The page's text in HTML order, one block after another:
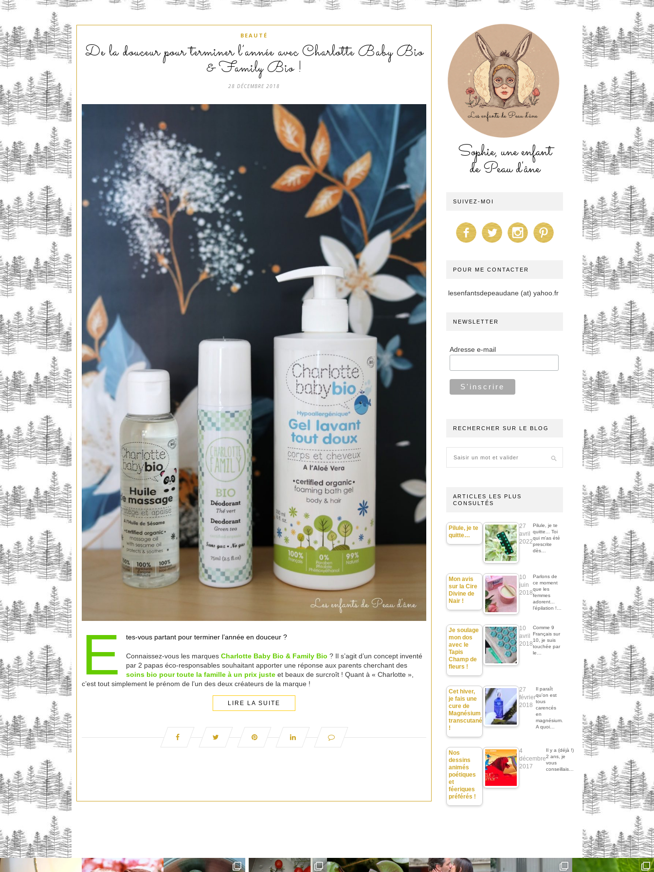
BEAUTÉ
De la douceur pour terminer l’année avec Charlotte Baby Bio
& Family Bio !
28 DÉCEMBRE 2018
E tes-vous partant pour terminer l’année en douceur ?
Connaissez-vous les marques Charlotte Baby Bio & Family Bio ? Il s’agit d’un concept inventé
par 2 papas éco-responsables souhaitant apporter une réponse aux parents cherchant des
soins bio pour toute la famille à un prix justeet beaux de surcroît ! Quant à « Charlotte »,
c’est tout simplement le prénom de l’un des deux créateurs de la marque !
LIRE LA SUITE
Sophie, une enfant
de Peau d'âne
SUIVEZ-MOI
POUR ME CONTACTER
lesenfantsdepeaudane (at) yahoo.fr
NEWSLETTER
Adresse e-mail
RECHERCHER SUR LE BLOG
ARTICLES LES PLUS
CONSULTÉS
Pilule, je te
quitte…
27
avril
2022
Pilule, je te
quitte... Toi
qui m'as été
prescrite
dès…
Mon avis
sur la Cire
Divine de
Nair !
10
juin
2018
Parlons de
ce moment
que les
femmes
adorent...
l'épilation !…
Je soulage
mon dos
avec le
Tapis
Champ de
fleurs !
10
avril
2018
Comme 9
Français sur
10, je suis
touchée par
le…
Cet hiver,
je fais une
cure de
Magnésium
transcutané
!
27
février
2018
Il paraît
qu'on est
tous
carencés
en
magnésium.
A quoi…
Nos
dessins
animés
poétiques
et
féeriques
préférés !
4
décembre
2017
Il y a (déjà !)
2 ans, je
vous
conseillais…